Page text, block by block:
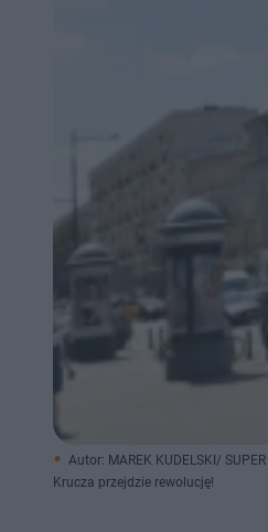
Autor: MAREK KUDELSKI/
Krucza przejdzie rewolucję!